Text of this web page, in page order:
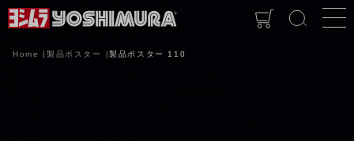
Home 製品ポスター 製品ポスター 110